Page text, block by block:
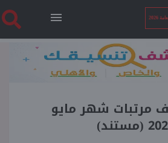
2026
الرئيسية
العامة 2026
مرتبات شهر مايو
(مستند)